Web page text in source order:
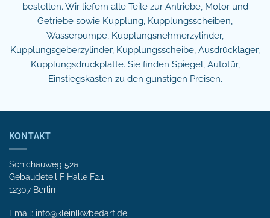
bestellen. Wir liefern alle Teile zur Antriebe, Motor und
Getriebe sowie Kupplung, Kupplungsscheiben,
Wasserpumpe, Kupplungsnehmerzylinder,
Kupplungsgeberzylinder, Kupplungsscheibe, Ausdrücklager,
Kupplungsdruckplatte. Sie finden Spiegel, Autotür,
Einstiegskasten zu den günstigen Preisen.
KONTAKT
Schichauweg 52a
Gebaudeteil F Halle F2.1
12307 Berlin
Email: info@kleinlkwbedarf.de